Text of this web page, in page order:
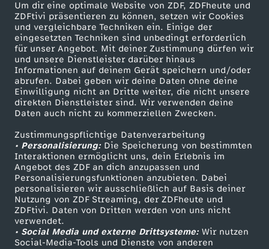
Um dir eine optimale Website von ZDF, ZDFheute und
ZDFtivi präsentieren zu können, setzen wir Cookies
und vergleichbare Techniken ein. Einige der
eingesetzten Techniken sind unbedingt erforderlich
für unser Angebot. Mit deiner Zustimmung dürfen wir
und unsere Dienstleister darüber hinaus
Informationen auf deinem Gerät speichern und/oder
abrufen. Dabei geben wir deine Daten ohne deine
Einwilligung nicht an Dritte weiter, die nicht unsere
direkten Dienstleister sind. Wir verwenden deine
Daten auch nicht zu kommerziellen Zwecken.
Zustimmungspflichtige Datenverarbeitung
• Personalisierung:Die Speicherung von bestimmten
Interaktionen ermöglicht uns, dein Erlebnis im
Angebot des ZDF an dich anzupassen und
Personalisierungsfunktionen anzubieten. Dabei
personalisieren wir ausschließlich auf Basis deiner
Nutzung von ZDF Streaming, der ZDFheute und
ZDFtivi. Daten von Dritten werden von uns nicht
verwendet.
• Social Media und externe Drittsysteme:Wir nutzen
Social-Media-Tools und Dienste von anderen
h
t
h
e
l
f
e
,
Mehr ZDF
ZDF-Apps
Smart TV
ZDFtext
Livestreams
Sendungen A-Z
TV-Programm
Service
ZDFmitreden
Kontakt zum ZDF
Tickets
Zuschauerservice
Hilfe
ZDF Unternehmen